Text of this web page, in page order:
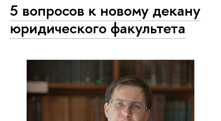
5 вопросов к новому декану
юридического факультета